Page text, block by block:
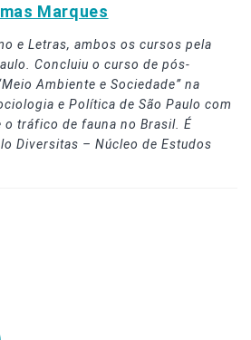
Marques
e Letras, ambos os cursos pela
Concluiu o curso de pós-
Ambiente e Sociedade” na
e Política de São Paulo com
tráfico de fauna no Brasil. É
Diversitas – Núcleo de Estudos